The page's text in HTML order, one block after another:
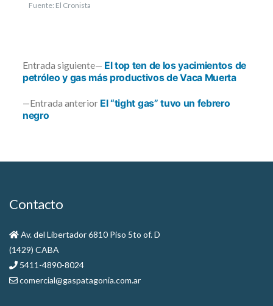
Fuente: El Cronista
Navegación
de
Entrada anterior Entrada
El “tight gas” tuvo un febrero
negro
Entrada siguiente
Entrada
siguiente:
El top ten de los yacimientos de
petróleo y gas más productivos de Vaca Muerta
Contacto
Av. del Libertador 6810 Piso 5to of. D
(1429) CABA
5411-4890-8024
comercial@gaspatagonia.com.ar